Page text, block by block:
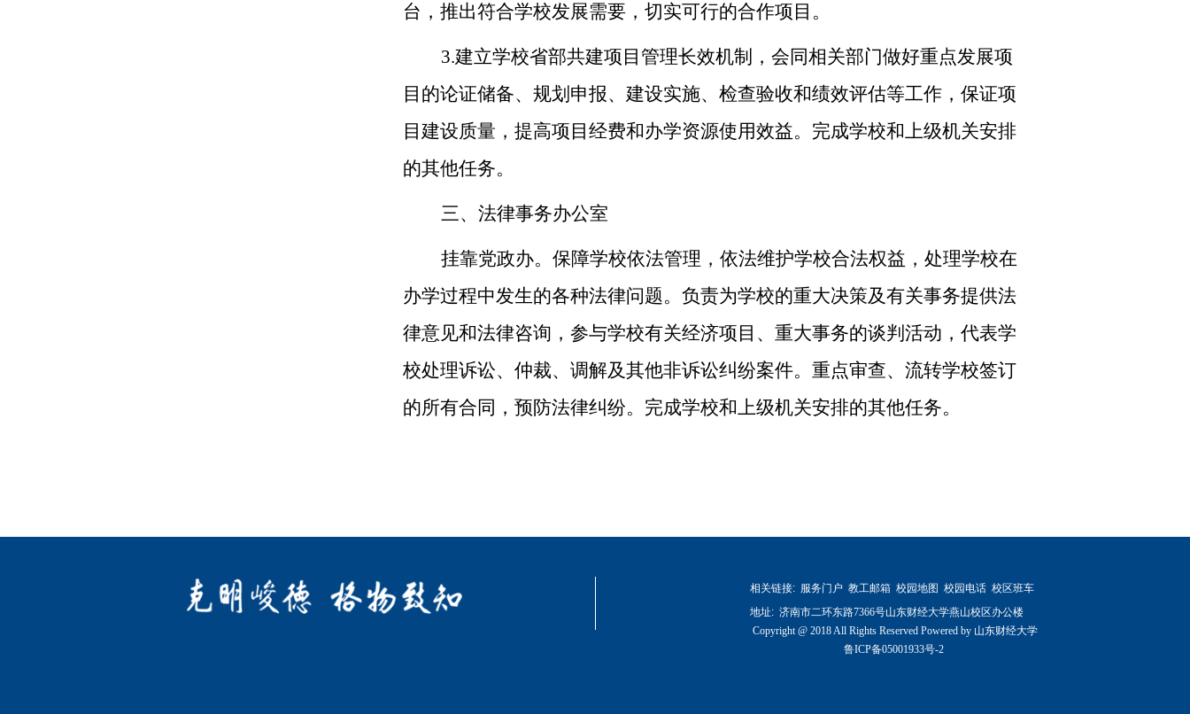
台，推出符合学校发展需要，切实可行的合作项目。
3.建立学校省部共建项目管理长效机制，会同相关部门做好重点发展项
目的论证储备、规划申报、建设实施、检查验收和绩效评估等工作，保证项
目建设质量，提高项目经费和办学资源使用效益。完成学校和上级机关安排
的其他任务。
三、法律事务办公室
挂靠党政办。保障学校依法管理，依法维护学校合法权益，处理学校在
办学过程中发生的各种法律问题。负责为学校的重大决策及有关事务提供法
律意见和法律咨询，参与学校有关经济项目、重大事务的谈判活动，代表学
校处理诉讼、仲裁、调解及其他非诉讼纠纷案件。重点审查、流转学校签订
的所有合同，预防法律纠纷。完成学校和上级机关安排的其他任务。
相关链接: 服务门户 教工邮箱 校园地图 校园电话 校区班车
地址: 济南市二环东路7366号山东财经大学燕山校区办公楼
Copyright @ 2018 All Rights Reserved Powered by 山东财经大学
鲁ICP备05001933号-2